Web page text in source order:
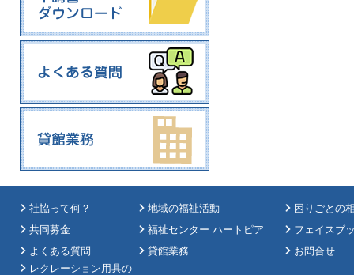
社協って何？ 地域の福祉活動
困りごとの
共同募金
福祉センター ハートピア
フェイスブ
よくある質問
貸館業務
お問合せ
レクレーション用具の